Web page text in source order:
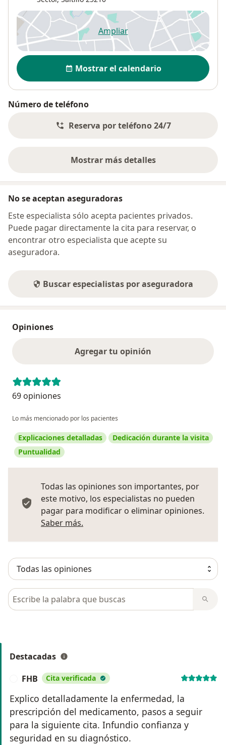
Ampliarse abre en una nueva
Disponibilidad
Mostrar el calendario
Número de teléfono
Reserva por teléfono 24/7
Mostrar más detalles
sobre la dirección
No se aceptan aseguradoras
Este especialista sólo acepta pacientes privados.
Puede pagar directamente la cita para reservar, o
encontrar otro especialista que acepte su
aseguradora.
Buscar especialistas por aseguradora
Opiniones
Agregar tu opinión
69 opiniones
Lo más mencionado por los pacientes
Explicaciones detalladas
Dedicación durante la visita
Puntualidad
Todas las opiniones son importantes, por
este motivo, los especialistas no pueden
pagar para modificar o eliminar opiniones.
Saber más.
Busca en opiniones
Destacadas
FHB Cita verificada
Explico detalladamente la enfermedad, la
prescripción del medicamento, pasos a seguir
para la siguiente cita. Infundio confianza y
seguridad en su diagnóstico.